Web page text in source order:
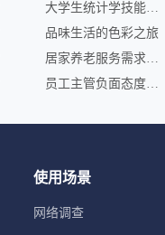
大学生统计学技能调查问卷
品味生活的色彩之旅
居家养老服务需求调研问卷
员工主管负面态度问卷
使用场景
网络调查